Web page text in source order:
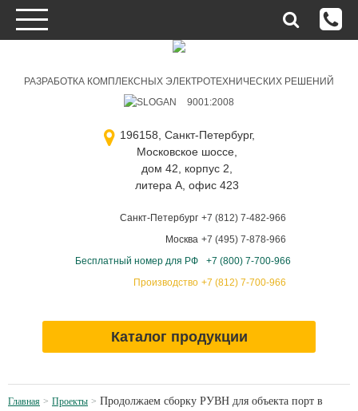
РАЗРАБОТКА КОМПЛЕКСНЫХ ЭЛЕКТРОТЕХНИЧЕСКИХ РЕШЕНИЙ
9001:2008
196158, Санкт-Петербург,
Московское шоссе,
дом 42, корпус 2,
литера А, офис 423
Санкт-Петербург
Москва
Бесплатный номер для РФ
Производство
+7 (812) 7-482-966
+7 (495) 7-878-966
+7 (800) 7-700-966
+7 (812) 7-700-966
Каталог продукции
Главная Проекты
Продолжаем сборку РУВН для объекта порт в